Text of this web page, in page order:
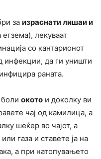
за израснати лишаи и
лекуваат
со кантарионот
инфекции, да ги уништи
раната.
боли окото и доколку ви
чај од камилица, а
шеќер во чајот, а
газа и ставете ја на
а при натопувањето